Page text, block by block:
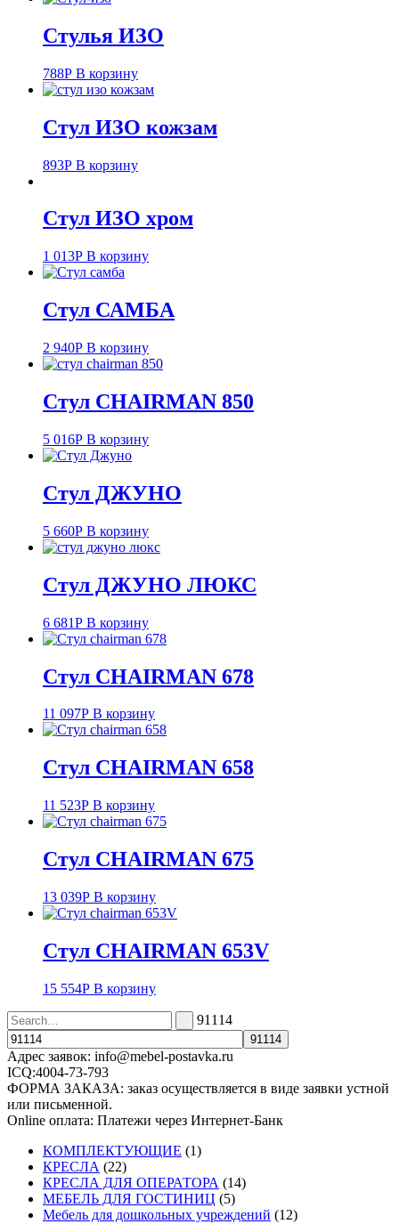
Стулья ИЗО
788Р В корзину
Стул ИЗО кожзам
893Р В корзину
Стул ИЗО хром
1 013Р В корзину
Стул САМБА
2 940Р В корзину
Стул CHAIRMAN 850
5 016Р В корзину
Стул ДЖУНО
5 660Р В корзину
Стул ДЖУНО ЛЮКС
6 681Р В корзину
Стул CHAIRMAN 678
11 097Р В корзину
Стул CHAIRMAN 658
11 523Р В корзину
Стул CHAIRMAN 675
13 039Р В корзину
Стул CHAIRMAN 653V
15 554Р В корзину
91114
Адрес заявок: info@mebel-postavka.ru
ICQ:4004-73-793
ФОРМА ЗАКАЗА: заказ осуществляется в виде заявки устной
или письменной.
Online оплата: Платежи через Интернет-Банк
КОМПЛЕКТУЮЩИЕ (1)
КРЕСЛА (22)
КРЕСЛА ДЛЯ ОПЕРАТОРА (14)
МЕБЕЛЬ ДЛЯ ГОСТИНИЦ (5)
Мебель для дошкольных учреждений (12)